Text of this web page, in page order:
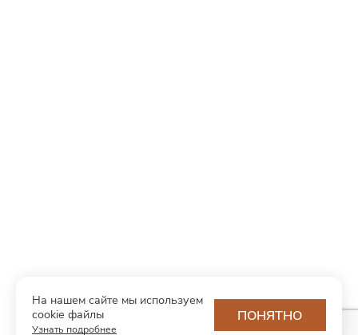
На нашем сайте мы используем
cookie файлы
Узнать подробнее
ПОНЯТНО